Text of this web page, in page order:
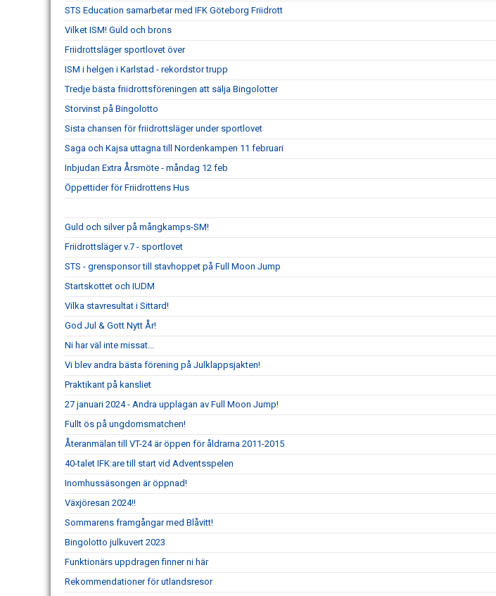
STS Education samarbetar med IFK Göteborg Friidrott
Vilket ISM! Guld och brons
Friidrottsläger sportlovet över
ISM i helgen i Karlstad - rekordstor trupp
Tredje bästa friidrottsföreningen att sälja Bingolotter
Storvinst på Bingolotto
Sista chansen för friidrottsläger under sportlovet
Saga och Kajsa uttagna till Nordenkampen 11 februari
Inbjudan Extra Årsmöte - måndag 12 feb
Öppettider för Friidrottens Hus
Guld och silver på mångkamps-SM!
Friidrottsläger v.7 - sportlovet
STS - grensponsor till stavhoppet på Full Moon Jump
Startskottet och IUDM
Vilka stavresultat i Sittard!
God Jul & Gott Nytt År!
Ni har väl inte missat...
Vi blev andra bästa förening på Julklappsjakten!
Praktikant på kansliet
27 januari 2024 - Andra upplagan av Full Moon Jump!
Fullt ös på ungdomsmatchen!
Återanmälan till VT-24 är öppen för åldrarna 2011-2015
40-talet IFK:are till start vid Adventsspelen
Inomhussäsongen är öppnad!
Växjöresan 2024!!
Sommarens framgångar med Blåvitt!
Bingolotto julkuvert 2023
Funktionärs uppdragen finner ni här
Rekommendationer för utlandsresor